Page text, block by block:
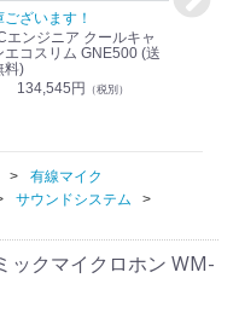
ございます！
エンジニア クールキャ
エコスリム GNE500 (送
料)
134,545円 （税別）
即納可
有線マイク
サウンドシステム
ックマイクロホン WM-